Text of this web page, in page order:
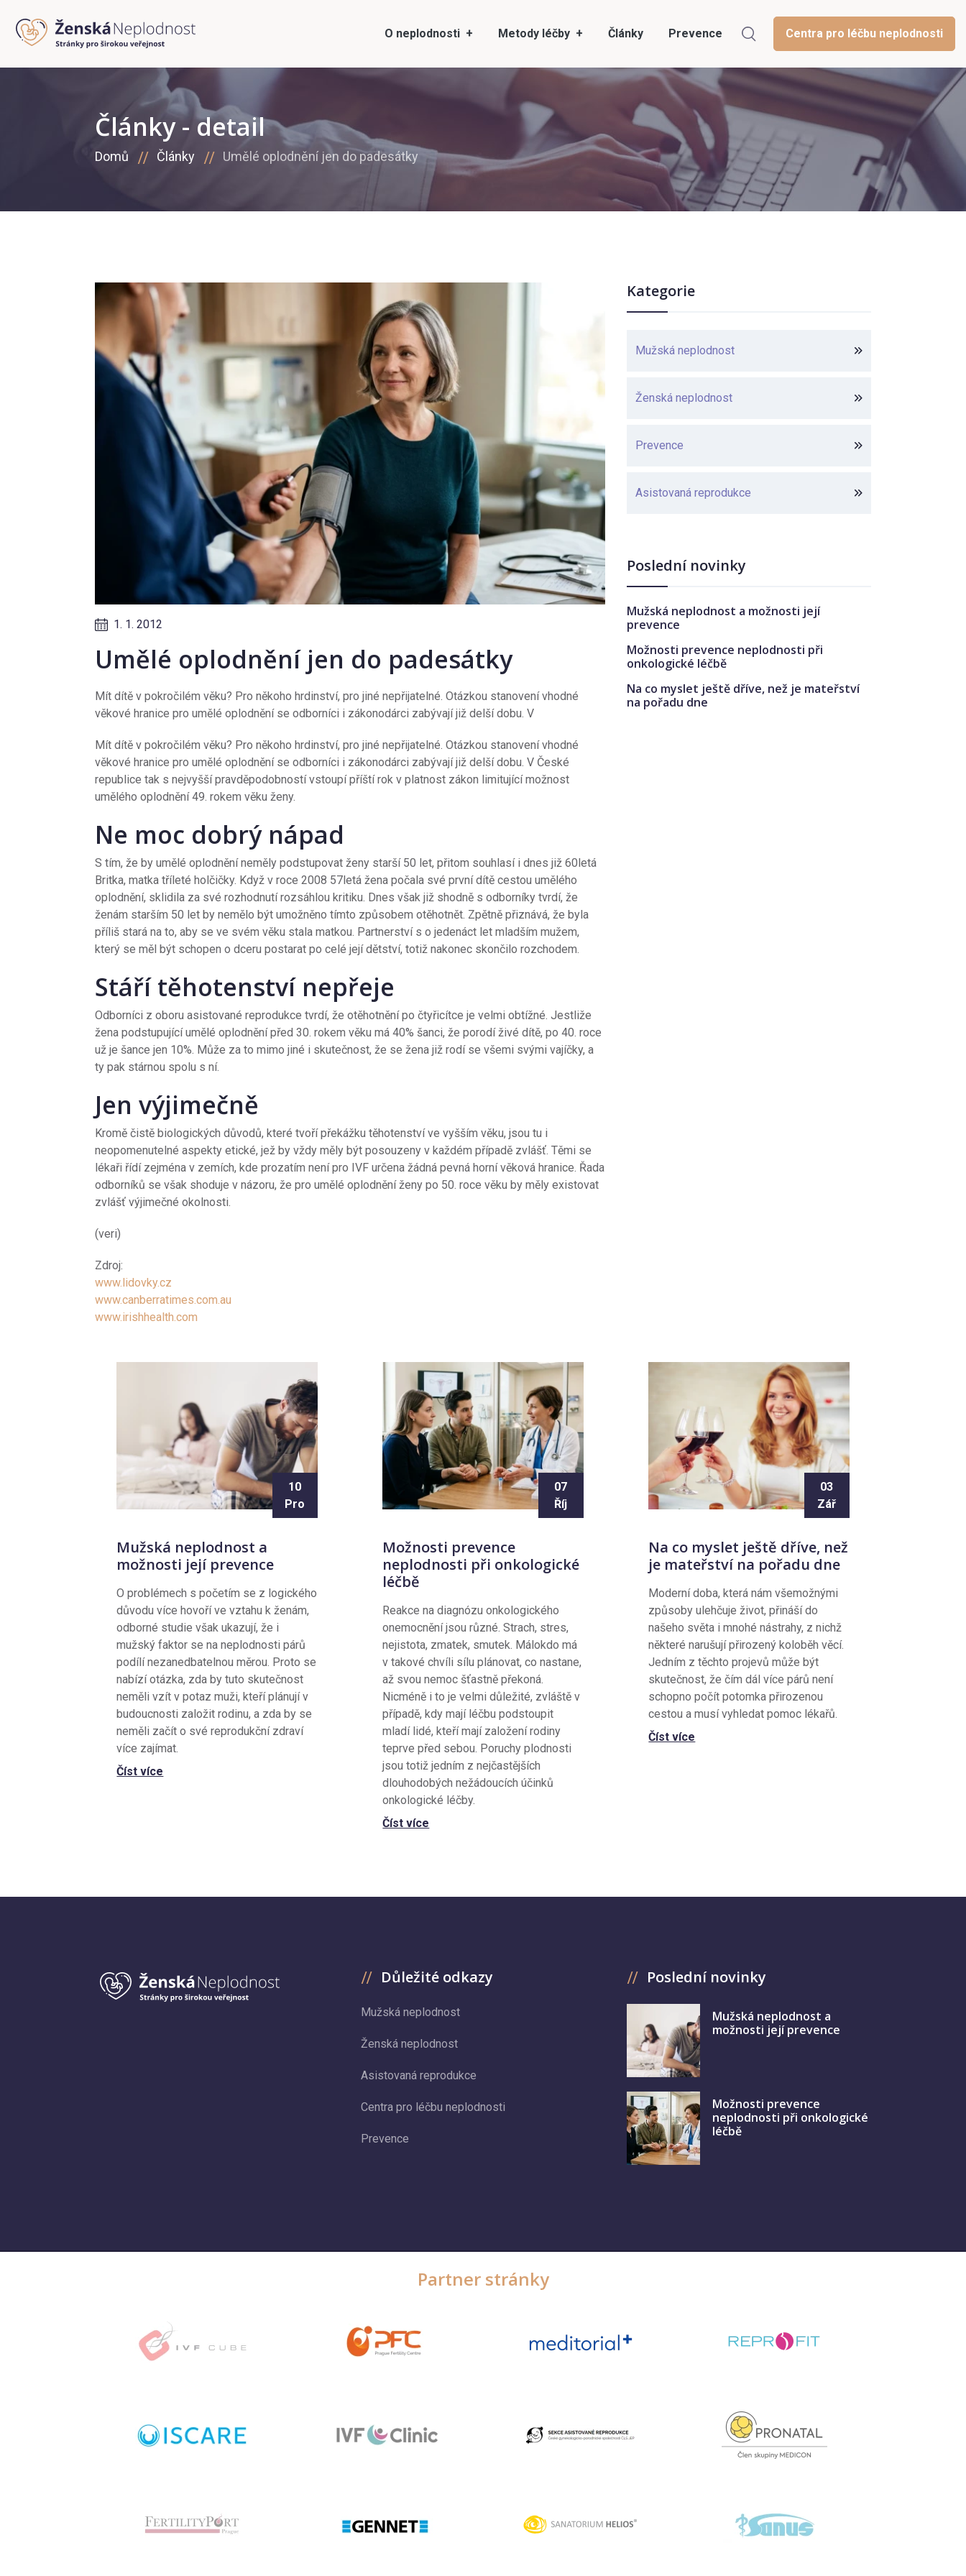
O neplodnosti Metody léčby Články Prevence Centra pro léčbu neplodnosti
Články - detail
Domů Články Umělé oplodnění jen do padesátky
1. 1. 2012
Umělé oplodnění jen do padesátky
Mít dítě v pokročilém věku? Pro někoho hrdinství, pro jiné nepřijatelné. Otázkou stanovení vhodné
věkové hranice pro umělé oplodnění se odborníci i zákonodárci zabývají již delší dobu. V
Mít dítě v pokročilém věku? Pro někoho hrdinství, pro jiné nepřijatelné. Otázkou stanovení vhodné
věkové hranice pro umělé oplodnění se odborníci i zákonodárci zabývají již delší dobu. V České
republice tak s nejvyšší pravděpodobností vstoupí příští rok v platnost zákon limitující možnost
umělého oplodnění 49. rokem věku ženy.
Ne moc dobrý nápad
S tím, že by umělé oplodnění neměly podstupovat ženy starší 50 let, přitom souhlasí i dnes již 60letá
Britka, matka tříleté holčičky. Když v roce 2008 57letá žena počala své první dítě cestou umělého
oplodnění, sklidila za své rozhodnutí rozsáhlou kritiku. Dnes však již shodně s odborníky tvrdí, že
ženám starším 50 let by nemělo být umožněno tímto způsobem otěhotnět. Zpětně přiznává, že byla
příliš stará na to, aby se ve svém věku stala matkou. Partnerství s o jedenáct let mladším mužem,
který se měl být schopen o dceru postarat po celé její dětství, totiž nakonec skončilo rozchodem.
Stáří těhotenství nepřeje
Odborníci z oboru asistované reprodukce tvrdí, že otěhotnění po čtyřicítce je velmi obtížné. Jestliže
žena podstupující umělé oplodnění před 30. rokem věku má 40% šanci, že porodí živé dítě, po 40. roce
už je šance jen 10%. Může za to mimo jiné i skutečnost, že se žena již rodí se všemi svými vajíčky, a
ty pak stárnou spolu s ní.
Jen výjimečně
Kromě čistě biologických důvodů, které tvoří překážku těhotenství ve vyšším věku, jsou tu i
neopomenutelné aspekty etické, jež by vždy měly být posouzeny v každém případě zvlášť. Těmi se
lékaři řídí zejména v zemích, kde prozatím není pro IVF určena žádná pevná horní věková hranice. Řada
odborníků se však shoduje v názoru, že pro umělé oplodnění ženy po 50. roce věku by měly existovat
zvlášť výjimečné okolnosti.
(veri)
Zdroj:
www.lidovky.cz
www.canberratimes.com.au
www.irishhealth.com
Kategorie
Mužská neplodnost
Ženská neplodnost
Prevence
Asistovaná reprodukce
Poslední novinky
Mužská neplodnost a možnosti její
prevence
Možnosti prevence neplodnosti při
onkologické léčbě
Na co myslet ještě dříve, než je mateřství
na pořadu dne
10
Pro
Mužská neplodnost a
možnosti její prevence
O problémech s početím se z logického
důvodu více hovoří ve vztahu k ženám,
odborné studie však ukazují, že i
mužský faktor se na neplodnosti párů
podílí nezanedbatelnou měrou. Proto se
nabízí otázka, zda by tuto skutečnost
neměli vzít v potaz muži, kteří plánují v
budoucnosti založit rodinu, a zda by se
neměli začít o své reprodukční zdraví
více zajímat.
Číst více
07
Říj
Možnosti prevence
neplodnosti při onkologické
léčbě
Reakce na diagnózu onkologického
onemocnění jsou různé. Strach, stres,
nejistota, zmatek, smutek. Málokdo má
v takové chvíli sílu plánovat, co nastane,
až svou nemoc šťastně překoná.
Nicméně i to je velmi důležité, zvláště v
případě, kdy mají léčbu podstoupit
mladí lidé, kteří mají založení rodiny
teprve před sebou. Poruchy plodnosti
jsou totiž jedním z nejčastějších
dlouhodobých nežádoucích účinků
onkologické léčby.
Číst více
03
Zář
Na co myslet ještě dříve, než
je mateřství na pořadu dne
Moderní doba, která nám všemožnými
způsoby ulehčuje život, přináší do
našeho světa i mnohé nástrahy, z nichž
některé narušují přirozený koloběh věcí.
Jedním z těchto projevů může být
skutečnost, že čím dál více párů není
schopno počít potomka přirozenou
cestou a musí vyhledat pomoc lékařů.
Číst více
Důležité odkazy
Mužská neplodnost
Ženská neplodnost
Asistovaná reprodukce
Centra pro léčbu neplodnosti
Prevence
Poslední novinky
Mužská neplodnost a
možnosti její prevence
Možnosti prevence
neplodnosti při onkologické
léčbě
Partner stránky